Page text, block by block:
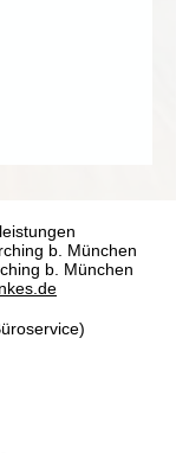
b. München
b. München